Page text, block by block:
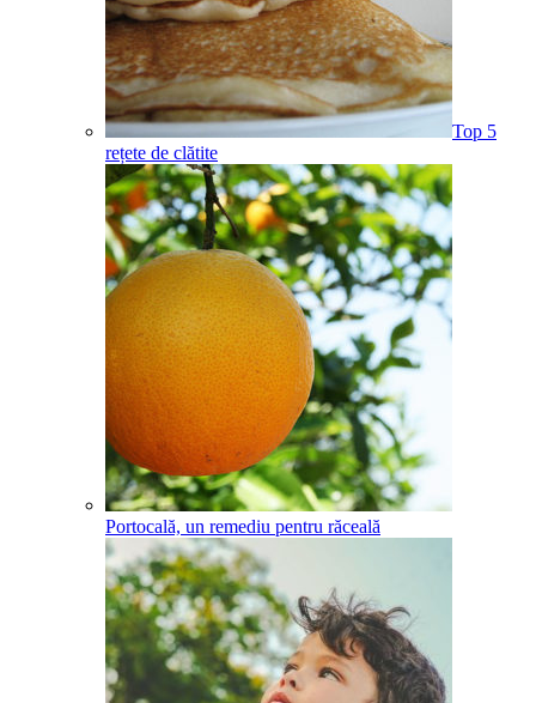
Top 5
rețete de clătite
Portocală, un remediu pentru răceală